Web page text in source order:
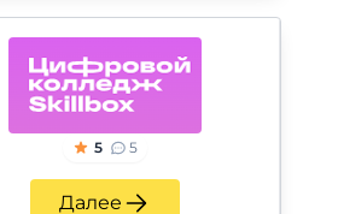
5 5
Далее